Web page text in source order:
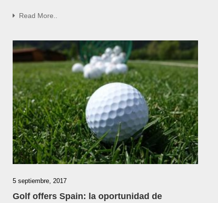
Read More..
5 septiembre, 2017
Golf offers Spain: la oportunidad de